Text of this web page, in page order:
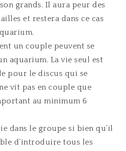
grands. Il aura peur des
et restera dans ce cas
un couple peuvent se
aquarium. La vie seul est
pour le discus qui se
vit pas en couple que
au minimum 6
dans le groupe si bien qu’il
d’introduire tous les